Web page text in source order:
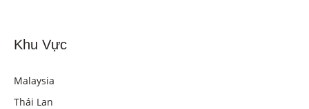
Khu Vực
Malaysia
Thái Lan